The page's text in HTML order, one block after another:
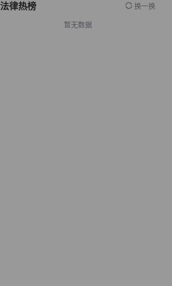
法律热榜 换一换
暂无数据